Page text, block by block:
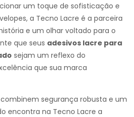
um toque de sofisticação e
a Tecno Lacre é a parceira
e um olhar voltado para o
que seus adesivos lacre para
sejam um reflexo do
que sua marca
segurança robusta e um
encontra na Tecno Lacre a